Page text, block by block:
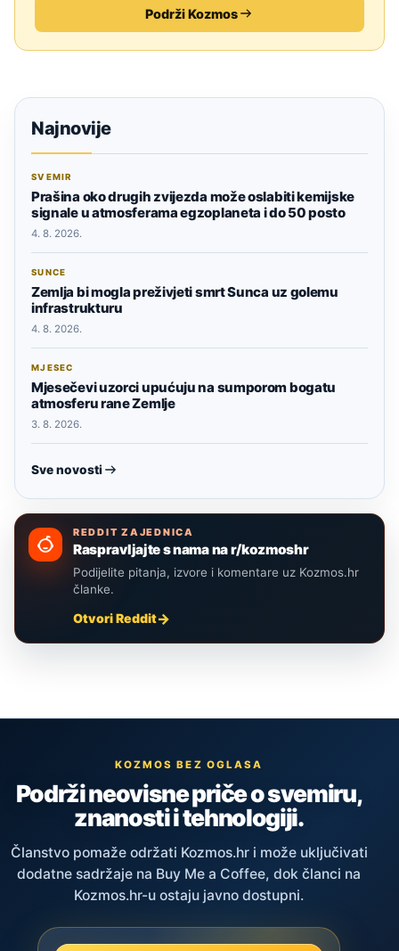
Podrži Kozmos
Najnovije
SVEMIR
Prašina oko drugih zvijezda može oslabiti kemijske
signale u atmosferama egzoplaneta i do 50 posto
4. 8. 2026.
SUNCE
Zemlja bi mogla preživjeti smrt Sunca uz golemu
infrastrukturu
4. 8. 2026.
MJESEC
Mjesečevi uzorci upućuju na sumporom bogatu
atmosferu rane Zemlje
3. 8. 2026.
Sve novosti
REDDIT ZAJEDNICA
Raspravljajte s nama na r/kozmoshr
Podijelite pitanja, izvore i komentare uz Kozmos.hr
članke.
Otvori Reddit
KOZMOS BEZ OGLASA
Podrži neovisne priče o svemiru,
znanosti i tehnologiji.
Članstvo pomaže održati Kozmos.hr i može uključivati
dodatne sadržaje na Buy Me a Coffee, dok članci na
Kozmos.hr-u ostaju javno dostupni.